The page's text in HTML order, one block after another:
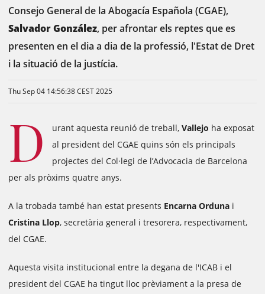
Consejo General de la Abogacía Española (CGAE),
Salvador González, per afrontar els reptes que es
presenten en el dia a dia de la professió, l'Estat de Dret
i la situació de la justícia.
Thu Sep 04 14:56:38 CEST 2025
D urant aquesta reunió de treball, Vallejo ha exposat
al president del CGAE quins són els principals
projectes del Col·legi de l’Advocacia de Barcelona
per als pròxims quatre anys.
A la trobada també han estat presents Encarna Orduna i
Cristina Llop, secretària general i tresorera, respectivament,
del CGAE.
Aquesta visita institucional entre la degana de l'ICAB i el
president del CGAE ha tingut lloc prèviament a la presa de